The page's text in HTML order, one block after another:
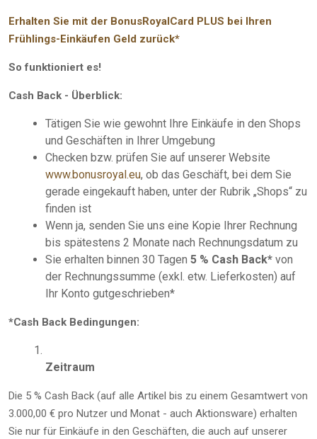
Erhalten Sie mit der BonusRoyalCard PLUS bei Ihren
Frühlings-Einkäufen Geld zurück*
So funktioniert es!
Cash Back - Überblick:
Tätigen Sie wie gewohnt Ihre Einkäufe in den Shops
und Geschäften in Ihrer Umgebung
Checken bzw. prüfen Sie auf unserer Website
www.bonusroyal.eu, ob das Geschäft, bei dem Sie
gerade eingekauft haben, unter der Rubrik „Shops“ zu
finden ist
Wenn ja, senden Sie uns eine Kopie Ihrer Rechnung
bis spätestens 2 Monate nach Rechnungsdatum zu
Sie erhalten binnen 30 Tagen 5 % Cash Back* von
der Rechnungssumme (exkl. etw. Lieferkosten) auf
Ihr Konto gutgeschrieben*
*Cash Back Bedingungen:
Zeitraum
Die 5 % Cash Back (auf alle Artikel bis zu einem Gesamtwert von
3.000,00 € pro Nutzer und Monat - auch Aktionsware) erhalten
Sie nur für Einkäufe in den Geschäften, die auch auf unserer